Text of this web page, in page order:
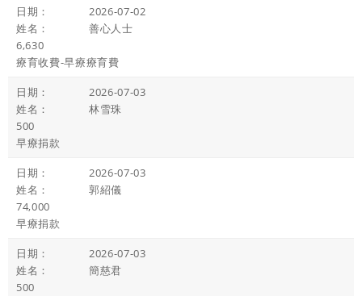
2026-07-02
善心人士
6,630
療育收費-早療療育費
2026-07-03
林雪珠
500
早療捐款
2026-07-03
郭紹儀
74,000
早療捐款
2026-07-03
簡慈君
500